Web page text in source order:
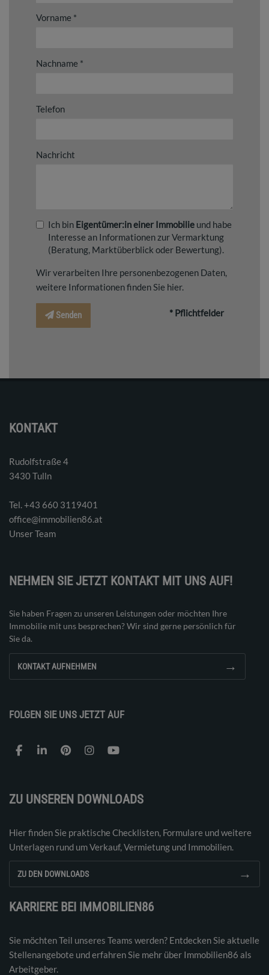
Vorname
Nachname
Telefon
Nachricht
Ich bin Eigentümer:in einer Immobilie und habe
Interesse an Informationen zur Vermarktung
(Beratung, Marktüberblick oder Bewertung).
Wir verarbeiten Ihre personenbezogenen Daten,
weitere Informationen finden Sie hier.
Senden * Pflichtfelder
KONTAKT
Rudolfstraße 4
3430 Tulln
Tel. ‭+43 660 3119401‬
office@immobilien86.at
Unser Team
NEHMEN SIE JETZT KONTAKT MIT UNS AUF!
Sie haben Fragen zu unseren Leistungen oder möchten Ihre
Immobilie mit uns besprechen? Wir sind gerne persönlich für
Sie da.
KONTAKT AUFNEHMEN →
FOLGEN SIE UNS JETZT AUF
ZU UNSEREN DOWNLOADS
Hier finden Sie praktische Checklisten, Formulare und weitere
Unterlagen rund um Verkauf, Vermietung und Immobilien.
ZU DEN DOWNLOADS →
KARRIERE BEI IMMOBILIEN86
Sie möchten Teil unseres Teams werden? Entdecken Sie aktuelle
Stellenangebote und erfahren Sie mehr über Immobilien86 als
Arbeitgeber.